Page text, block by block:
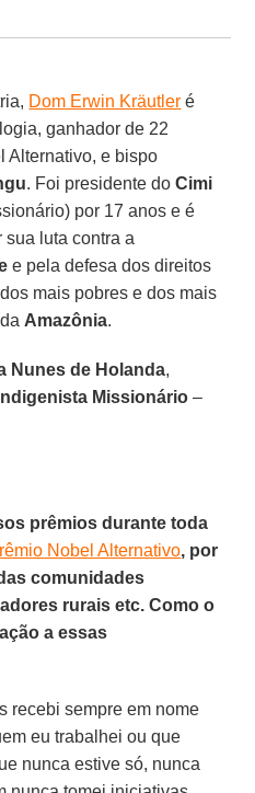
Dom Erwin Kräutler é
ganhador de 22
Alternativo, e bispo
. Foi presidente doCimi
por 17 anos e é
luta contra a
e pela defesa dos direitos
mais pobres e dos mais
Amazônia.
Nunes de Holanda,
Missionário –
prêmios durante toda
Nobel Alternativo, por
comunidades
rurais etc. Como o
a essas
recebi sempre em nome
eu trabalhei ou que
nunca estive só, nunca